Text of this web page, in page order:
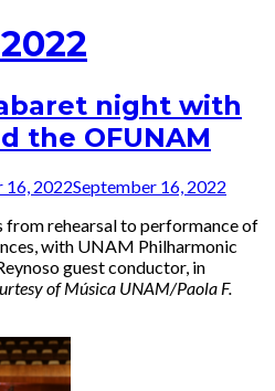
night with
the OFUNAM
16, 2022September 16, 2022
from rehearsal to performance of
with UNAM Philharmonic
guest conductor, in
of Música UNAM/Paola F.